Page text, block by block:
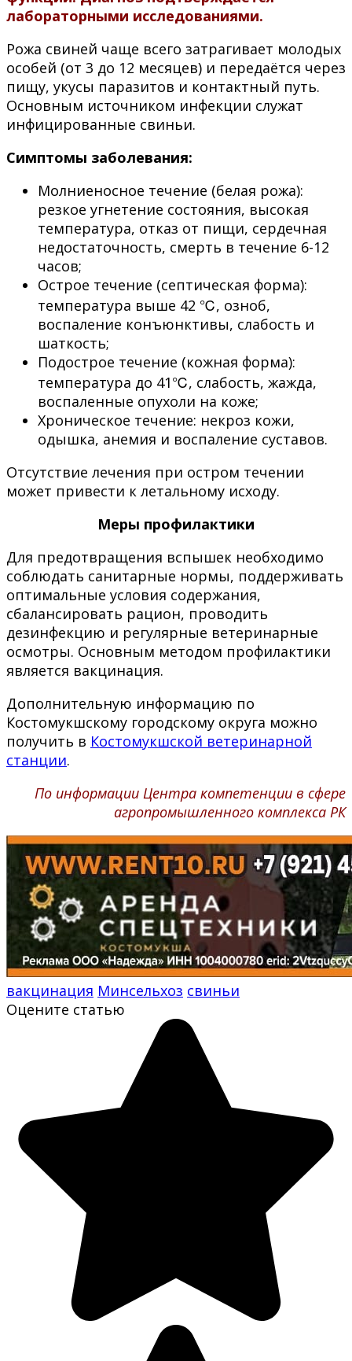
лабораторными исследованиями.
Рожа свиней чаще всего затрагивает молодых
особей (от 3 до 12 месяцев) и передаётся через
пищу, укусы паразитов и контактный путь.
Основным источником инфекции служат
инфицированные свиньи.
Симптомы заболевания:
Молниеносное течение (белая рожа):
резкое угнетение состояния, высокая
температура, отказ от пищи, сердечная
недостаточность, смерть в течение 6-12
часов;
Острое течение (септическая форма):
температура выше 42 ℃, озноб,
воспаление конъюнктивы, слабость и
шаткость;
Подострое течение (кожная форма):
температура до 41℃, слабость, жажда,
воспаленные опухоли на коже;
Хроническое течение: некроз кожи,
одышка, анемия и воспаление суставов.
Отсутствие лечения при остром течении
может привести к летальному исходу.
Меры профилактики
Для предотвращения вспышек необходимо
соблюдать санитарные нормы, поддерживать
оптимальные условия содержания,
сбалансировать рацион, проводить
дезинфекцию и регулярные ветеринарные
осмотры. Основным методом профилактики
является вакцинация.
Дополнительную информацию по
Костомукшскому городскому округа можно
получить в Костомукшской ветеринарной
станции.
По информации Центра компетенции в сфере
агропромышленного комплекса РК
вакцинация Минсельхоз свиньи
Оцените статью